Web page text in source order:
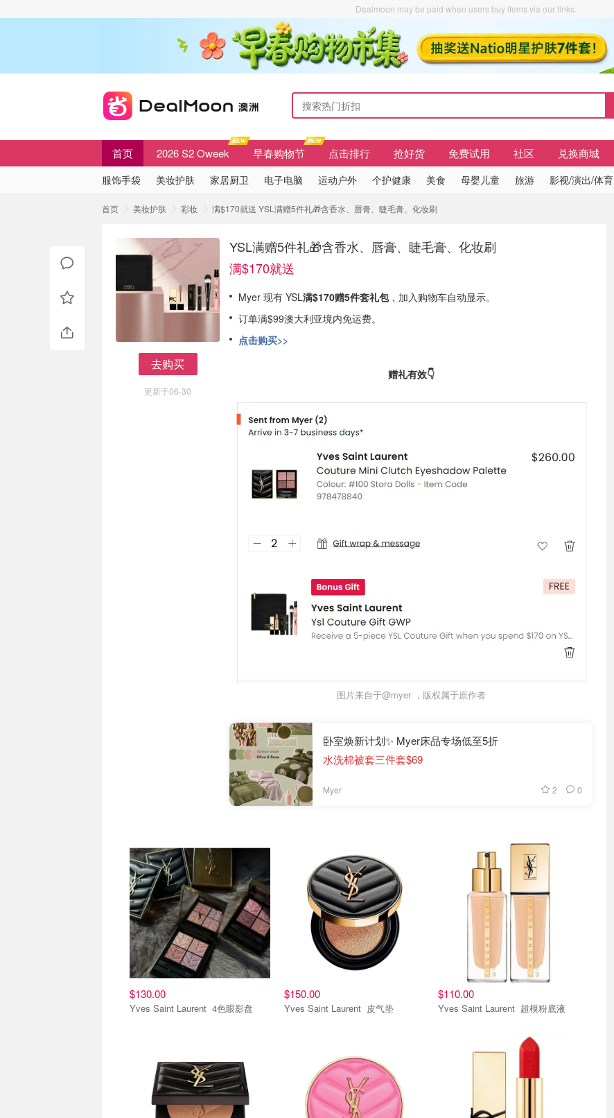
Dealmoon may be paid when users buy items via our links.
首页 2026 S2 Oweek 早春购物节 点击排行 抢好货 免费试用 社区 兑换商城
服饰手袋 美妆护肤 家居厨卫 电子电脑 运动户外 个护健康 美食 母婴儿童 旅游 影视/演出/体育
首页 美妆护肤 彩妆 满$170就送 YSL满赠5件礼🎁含香水、唇膏、睫毛膏、化妆刷
去购买
更新于06-30
YSL满赠5件礼🎁含香水、唇膏、睫毛膏、化妆刷
满$170就送
Myer 现有 YSL满$170赠5件套礼包，加入购物车自动显示。
订单满$99澳大利亚境内免运费。
点击购买>>
赠礼有效👇
图片来自于@myer ，版权属于原作者
卧室焕新计划✨ Myer床品专场低至5折
水洗棉被套三件套$69
Myer 2 0
$130.00
Yves Saint Laurent 4色眼影盘
$150.00
Yves Saint Laurent 皮气垫
$110.00
Yves Saint Laurent 超模粉底液